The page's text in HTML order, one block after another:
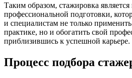
Таким образом, стажировка
профессиональной подготовки,
и специалистам не только
практике, но и обогатить свой
приблизившись к успешной карьере.
Процесс подбора